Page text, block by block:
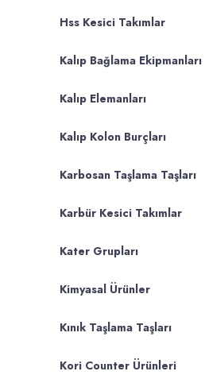
Hss Kesici Takımlar
Kalıp Bağlama Ekipmanları
Kalıp Elemanları
Kalıp Kolon Burçları
Karbosan Taşlama Taşları
Karbür Kesici Takımlar
Kater Grupları
Kimyasal Ürünler
Kınık Taşlama Taşları
Kori Counter Ürünleri